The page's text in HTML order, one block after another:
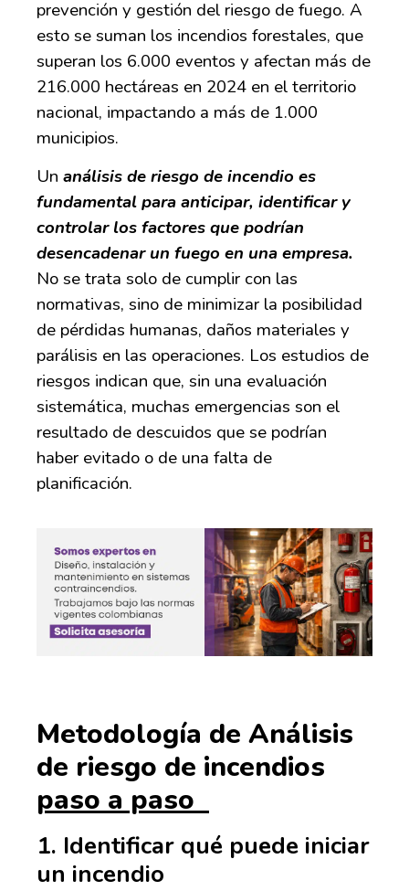
prevención y gestión del riesgo de fuego. A
esto se suman los incendios forestales, que
superan los 6.000 eventos y afectan más de
216.000 hectáreas en 2024 en el territorio
nacional, impactando a más de 1.000
municipios.
Un análisis de riesgo de incendio es
fundamental para anticipar, identificar y
controlar los factores que podrían
desencadenar un fuego en una empresa.
No se trata solo de cumplir con las
normativas, sino de minimizar la posibilidad
de pérdidas humanas, daños materiales y
parálisis en las operaciones. Los estudios de
riesgos indican que, sin una evaluación
sistemática, muchas emergencias son el
resultado de descuidos que se podrían
haber evitado o de una falta de
planificación.
Metodología de Análisis
de riesgo de incendios
paso a paso
1. Identificar qué puede iniciar
un incendio